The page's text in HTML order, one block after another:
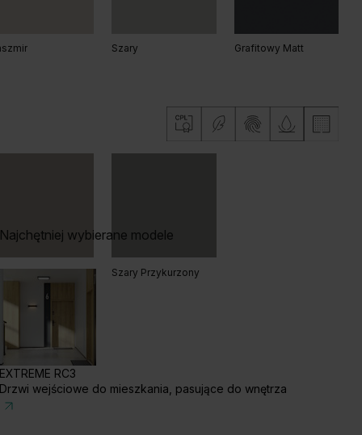
Najchętniej wybierane modele
EXTREME RC3
Drzwi wejściowe do mieszkania, pasujące do wnętrza
Hikora Naturalna Dąb Lorenzo
Szary Grafitowy Matt
Piaskowy Szary Przykurzony